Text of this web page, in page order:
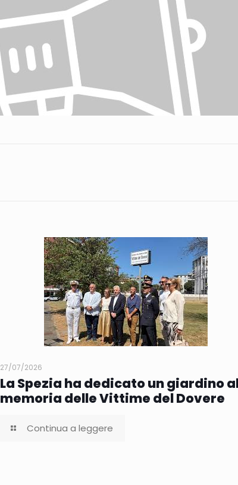
27/07/2026
La Spezia ha dedicato un giardino
memoria delle Vittime del Dovere
Continua a leggere